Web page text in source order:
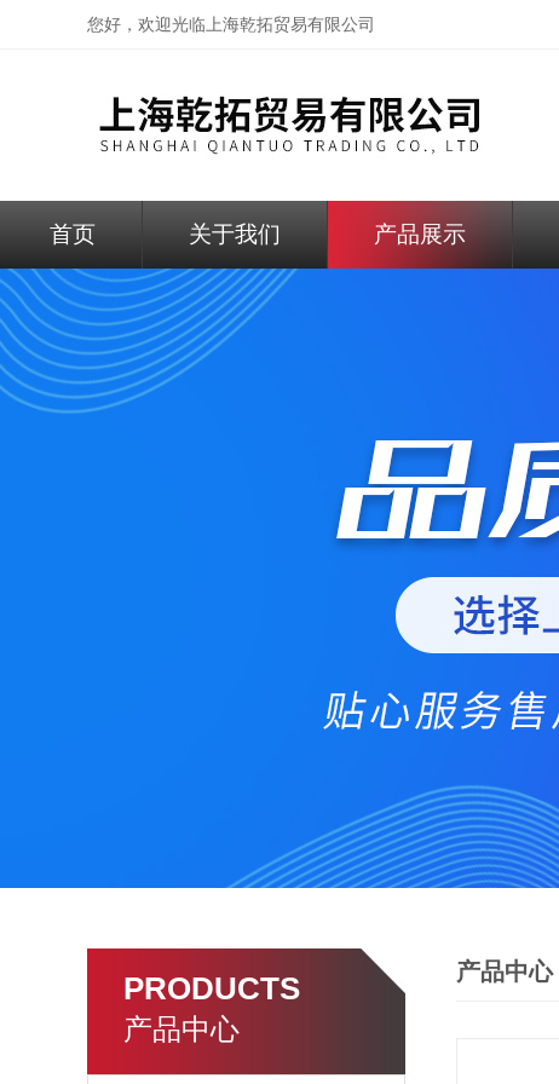
您好，欢迎光临上海乾拓贸易有限公司
首页 关于我们 产品展示
PRODUCTS
产品中心
产品中心